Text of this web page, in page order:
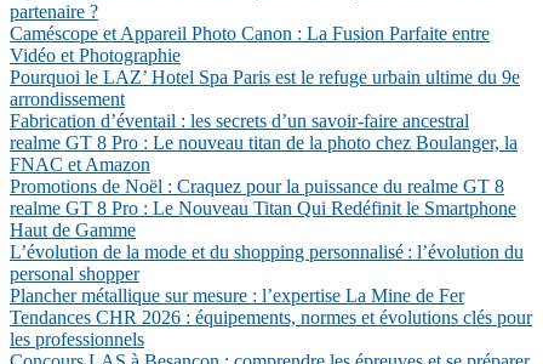
partenaire ?
Caméscope et Appareil Photo Canon : La Fusion Parfaite entre
Vidéo et Photographie
Pourquoi le LAZ’ Hotel Spa Paris est le refuge urbain ultime du 9e
arrondissement
Fabrication d’éventail : les secrets d’un savoir-faire ancestral
realme GT 8 Pro : Le nouveau titan de la photo chez Boulanger, la
FNAC et Amazon
Promotions de Noël : Craquez pour la puissance du realme GT 8
realme GT 8 Pro : Le Nouveau Titan Qui Redéfinit le Smartphone
Haut de Gamme
L’évolution de la mode et du shopping personnalisé : l’évolution du
personal shopper
Plancher métallique sur mesure : l’expertise La Mine de Fer
Tendances CHR 2026 : équipements, normes et évolutions clés pour
les professionnels